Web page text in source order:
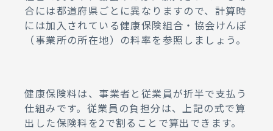
合には都道府県ごとに異なりますので、計算時
には加入されている健康保険組合・協会けんぽ
（事業所の所在地）の料率を参照しましょう。
健康保険料は、事業者と従業員が折半で支払う
仕組みです。従業員の負担分は、上記の式で算
出した保険料を2で割ることで算出できます。